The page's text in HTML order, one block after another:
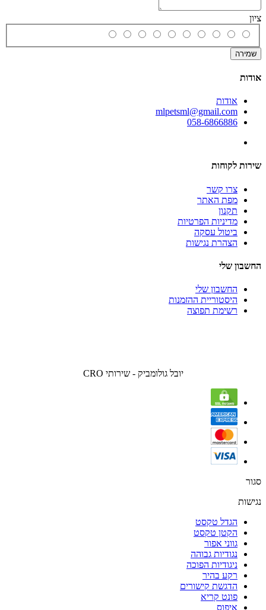
ציון
שמירה
אודות
אודות
mlpetsml@gmail.com
058-6866886
שירות לקוחות
צרו קשר
מפת האתר
תקנון
מדיניות הפרטיות
ביטול עסקה
הצהרת נגישות
החשבון שלי
החשבון שלי
היסטוריית ההזמנות
רשימת תפוצה
יובל גולומביק - שירותי CRO
סגור
נגישות
הגדל טקסט
הקטן טקסט
גווני אפור
נגודיות גבוהה
ניגודיות הפוכה
רקע בהיר
הדגשת קישורים
פונט קריא
איפוס